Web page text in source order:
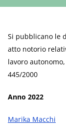
Si pubblicano le
atto notorio
lavoro
445/2000
Anno 2022
Marika Macchi